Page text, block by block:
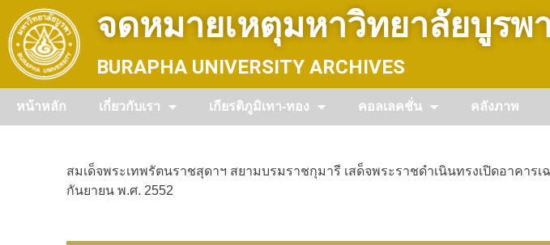
content
จดหมายเหตุมหาวิทยาลัยบูรพา
BURAPHA UNIVERSITY ARCHIVES
หน้าหลัก เกี่ยวกับเรา เกียรติภูมิเทา-ทอง คอลเลคชั่น คลังภาพ
สมเด็จพระเทพรัตนราชสุดาฯ สยามบรมราชกุมารี เสด็จพระราชดำเนินทรงเปิดอาคา
กันยายน พ.ศ. 2552